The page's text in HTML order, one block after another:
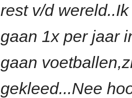
rest v/d
gaan 1x per jaar
gaan
gekleed...Nee